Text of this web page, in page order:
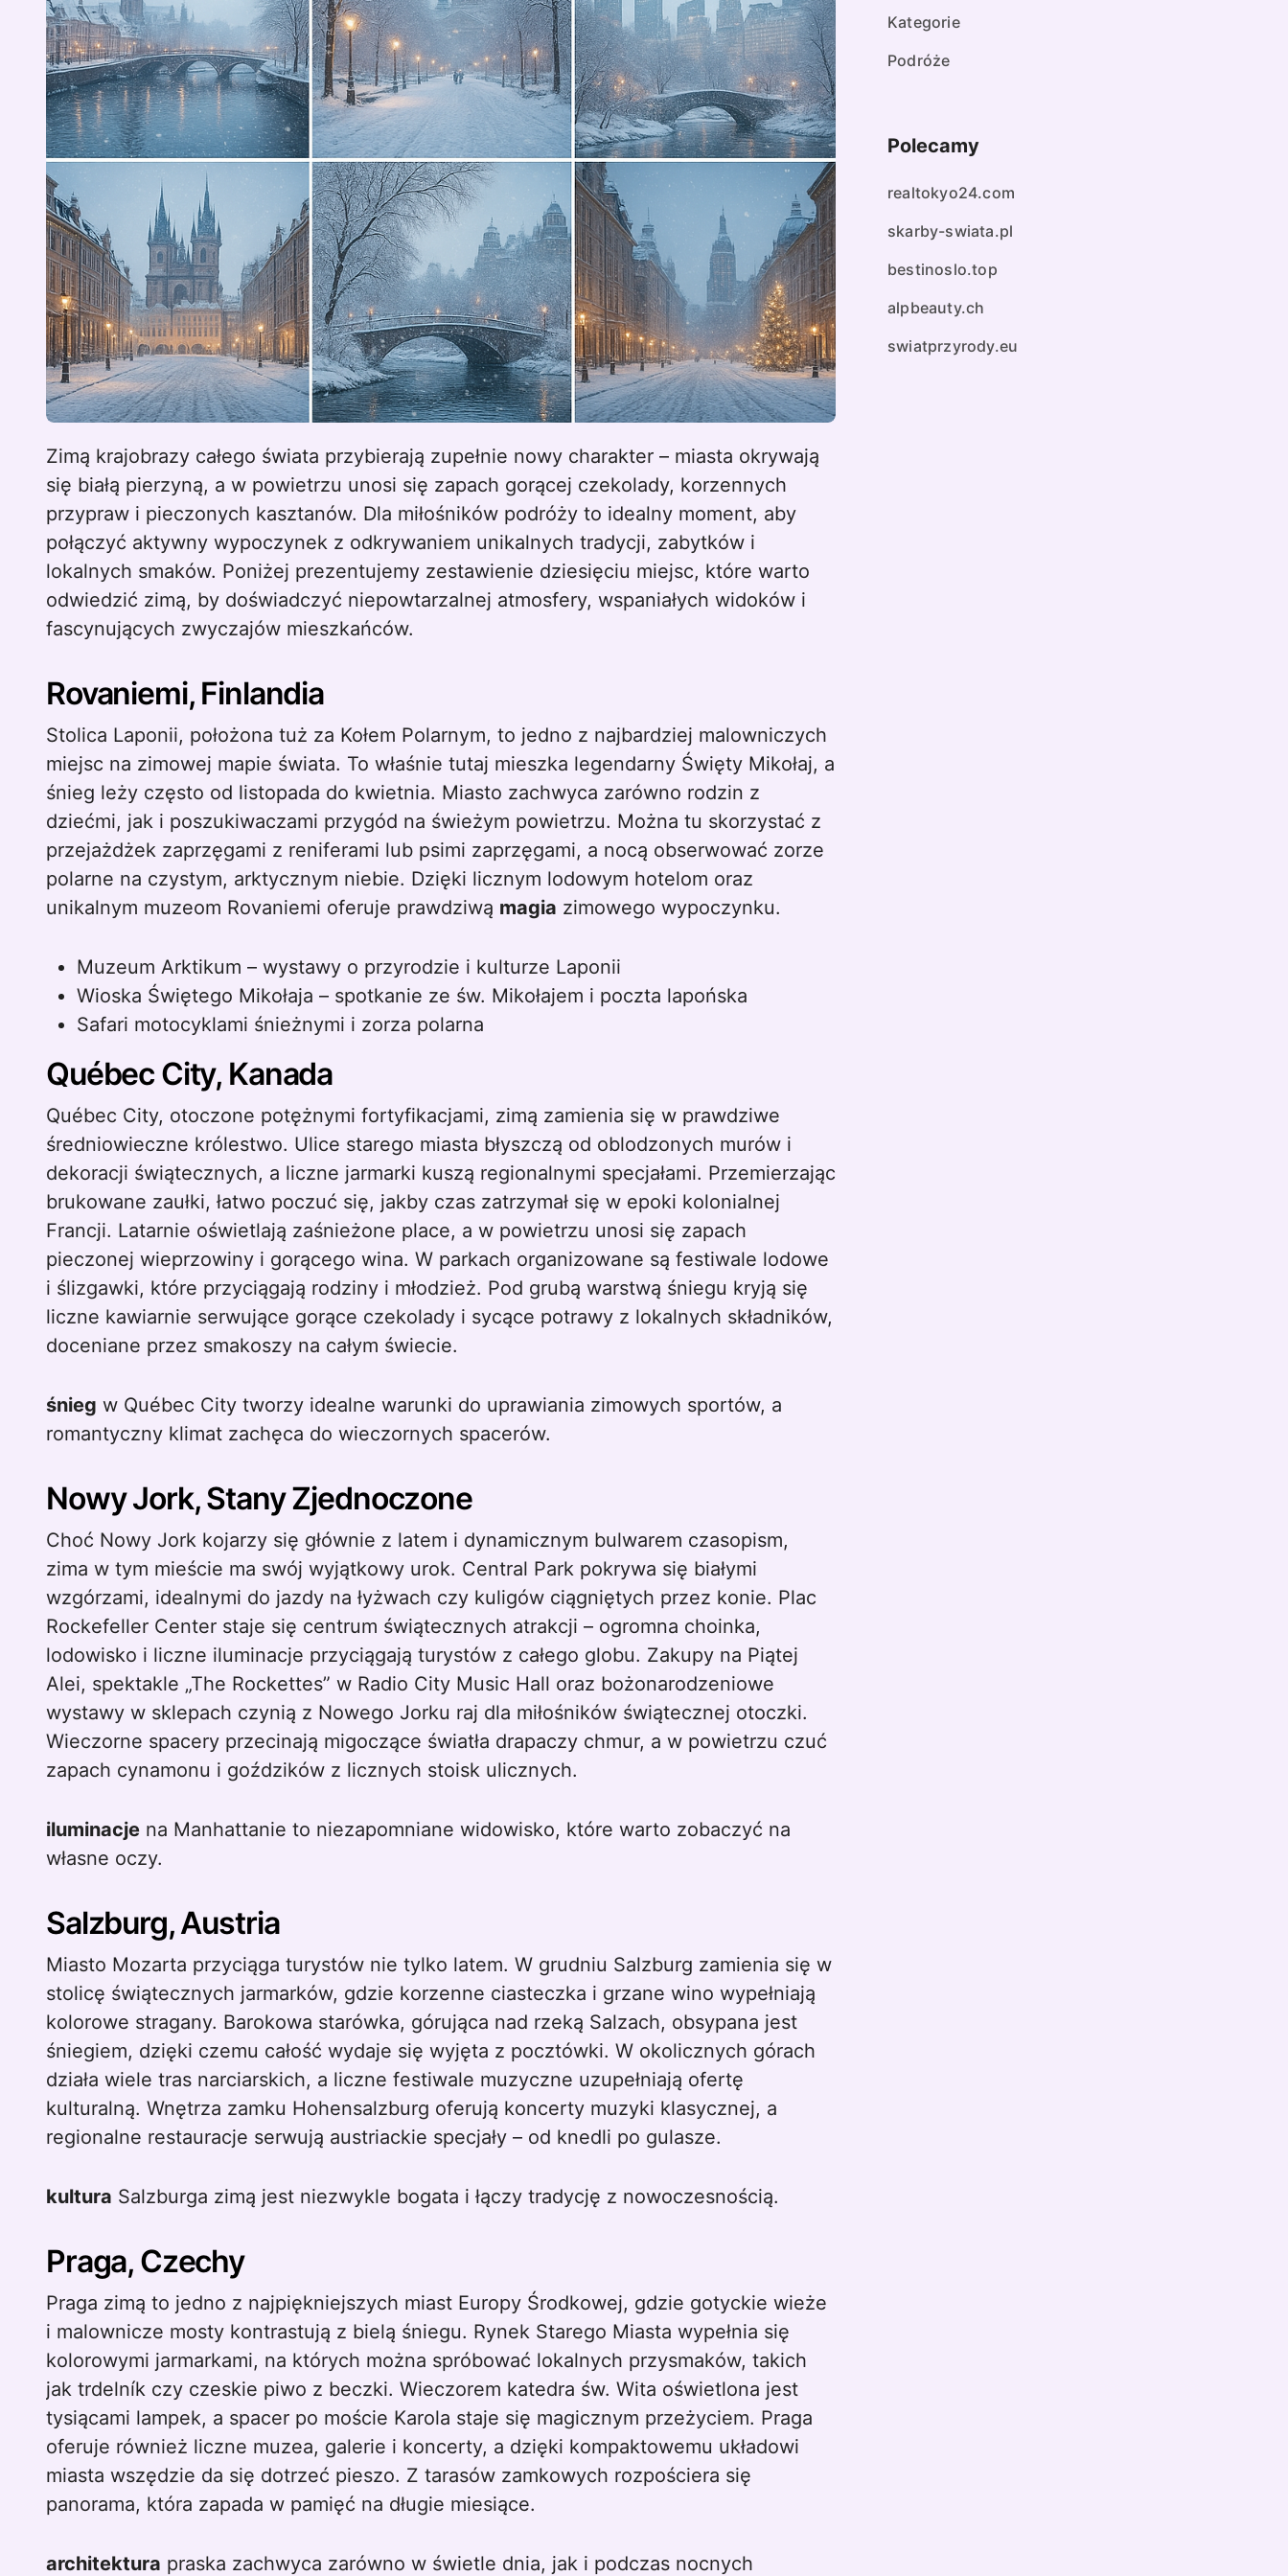
Zimą krajobrazy całego świata przybierają zupełnie nowy charakter – miasta okrywają
się białą pierzyną, a w powietrzu unosi się zapach gorącej czekolady, korzennych
przypraw i pieczonych kasztanów. Dla miłośników podróży to idealny moment, aby
połączyć aktywny wypoczynek z odkrywaniem unikalnych tradycji, zabytków i
lokalnych smaków. Poniżej prezentujemy zestawienie dziesięciu miejsc, które warto
odwiedzić zimą, by doświadczyć niepowtarzalnej atmosfery, wspaniałych widoków i
fascynujących zwyczajów mieszkańców.
Rovaniemi, Finlandia
Stolica Laponii, położona tuż za Kołem Polarnym, to jedno z najbardziej malowniczych
miejsc na zimowej mapie świata. To właśnie tutaj mieszka legendarny Święty Mikołaj, a
śnieg leży często od listopada do kwietnia. Miasto zachwyca zarówno rodzin z
dziećmi, jak i poszukiwaczami przygód na świeżym powietrzu. Można tu skorzystać z
przejażdżek zaprzęgami z reniferami lub psimi zaprzęgami, a nocą obserwować zorze
polarne na czystym, arktycznym niebie. Dzięki licznym lodowym hotelom oraz
unikalnym muzeom Rovaniemi oferuje prawdziwą magia zimowego wypoczynku.
Muzeum Arktikum – wystawy o przyrodzie i kulturze Laponii
Wioska Świętego Mikołaja – spotkanie ze św. Mikołajem i poczta lapońska
Safari motocyklami śnieżnymi i zorza polarna
Québec City, Kanada
Québec City, otoczone potężnymi fortyfikacjami, zimą zamienia się w prawdziwe
średniowieczne królestwo. Ulice starego miasta błyszczą od oblodzonych murów i
dekoracji świątecznych, a liczne jarmarki kuszą regionalnymi specjałami. Przemierzając
brukowane zaułki, łatwo poczuć się, jakby czas zatrzymał się w epoki kolonialnej
Francji. Latarnie oświetlają zaśnieżone place, a w powietrzu unosi się zapach
pieczonej wieprzowiny i gorącego wina. W parkach organizowane są festiwale lodowe
i ślizgawki, które przyciągają rodziny i młodzież. Pod grubą warstwą śniegu kryją się
liczne kawiarnie serwujące gorące czekolady i sycące potrawy z lokalnych składników,
doceniane przez smakoszy na całym świecie.
śnieg w Québec City tworzy idealne warunki do uprawiania zimowych sportów, a
romantyczny klimat zachęca do wieczornych spacerów.
Nowy Jork, Stany Zjednoczone
Choć Nowy Jork kojarzy się głównie z latem i dynamicznym bulwarem czasopism,
zima w tym mieście ma swój wyjątkowy urok. Central Park pokrywa się białymi
wzgórzami, idealnymi do jazdy na łyżwach czy kuligów ciągniętych przez konie. Plac
Rockefeller Center staje się centrum świątecznych atrakcji – ogromna choinka,
lodowisko i liczne iluminacje przyciągają turystów z całego globu. Zakupy na Piątej
Alei, spektakle „The Rockettes” w Radio City Music Hall oraz bożonarodzeniowe
wystawy w sklepach czynią z Nowego Jorku raj dla miłośników świątecznej otoczki.
Wieczorne spacery przecinają migoczące światła drapaczy chmur, a w powietrzu czuć
zapach cynamonu i goździków z licznych stoisk ulicznych.
iluminacje na Manhattanie to niezapomniane widowisko, które warto zobaczyć na
własne oczy.
Salzburg, Austria
Miasto Mozarta przyciąga turystów nie tylko latem. W grudniu Salzburg zamienia się w
stolicę świątecznych jarmarków, gdzie korzenne ciasteczka i grzane wino wypełniają
kolorowe stragany. Barokowa starówka, górująca nad rzeką Salzach, obsypana jest
śniegiem, dzięki czemu całość wydaje się wyjęta z pocztówki. W okolicznych górach
działa wiele tras narciarskich, a liczne festiwale muzyczne uzupełniają ofertę
kulturalną. Wnętrza zamku Hohensalzburg oferują koncerty muzyki klasycznej, a
regionalne restauracje serwują austriackie specjały – od knedli po gulasze.
kultura Salzburga zimą jest niezwykle bogata i łączy tradycję z nowoczesnością.
Praga, Czechy
Praga zimą to jedno z najpiękniejszych miast Europy Środkowej, gdzie gotyckie wieże
i malownicze mosty kontrastują z bielą śniegu. Rynek Starego Miasta wypełnia się
kolorowymi jarmarkami, na których można spróbować lokalnych przysmaków, takich
jak trdelník czy czeskie piwo z beczki. Wieczorem katedra św. Wita oświetlona jest
tysiącami lampek, a spacer po moście Karola staje się magicznym przeżyciem. Praga
oferuje również liczne muzea, galerie i koncerty, a dzięki kompaktowemu układowi
miasta wszędzie da się dotrzeć pieszo. Z tarasów zamkowych rozpościera się
panorama, która zapada w pamięć na długie miesiące.
architektura praska zachwyca zarówno w świetle dnia, jak i podczas nocnych
Kategorie
Podróże
Polecamy
realtokyo24.com
skarby-swiata.pl
bestinoslo.top
alpbeauty.ch
swiatprzyrody.eu